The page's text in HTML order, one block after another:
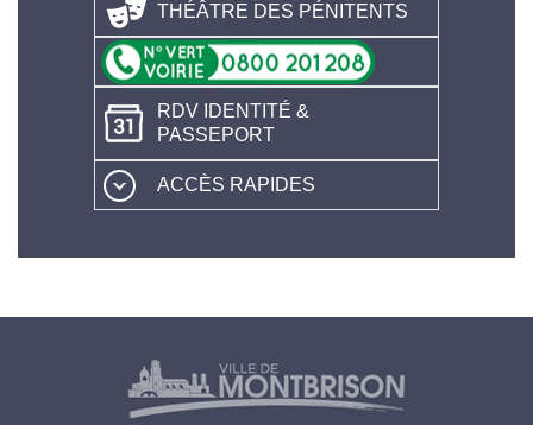
THÉÂTRE DES PÉNITENTS
RDV IDENTITÉ &
PASSEPORT
ACCÈS RAPIDES